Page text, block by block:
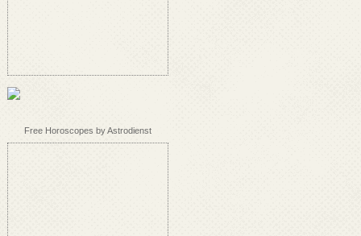
Free Horoscopes by Astrodienst